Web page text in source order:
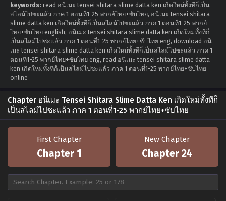
keywords: read อนิเมะ tensei shitara slime datta ken เกิดใหม่ทั้งทีก็เป็น
สไลม์ไปซะแล้ว ภาค 1 ตอนที่1-25 พากย์ไทย+ซับไทย, อนิเมะ tensei shitara
slime datta ken เกิดใหม่ทั้งทีก็เป็นสไลม์ไปซะแล้ว ภาค 1 ตอนที่1-25 พากย์
ไทย+ซับไทย english, อนิเมะ tensei shitara slime datta ken เกิดใหม่ทั้งทีก็
เป็นสไลม์ไปซะแล้ว ภาค 1 ตอนที่1-25 พากย์ไทย+ซับไทย eng, download อนิ
เมะ tensei shitara slime datta ken เกิดใหม่ทั้งทีก็เป็นสไลม์ไปซะแล้ว ภาค 1
ตอนที่1-25 พากย์ไทย+ซับไทย eng, read อนิเมะ tensei shitara slime datta
ken เกิดใหม่ทั้งทีก็เป็นสไลม์ไปซะแล้ว ภาค 1 ตอนที่1-25 พากย์ไทย+ซับไทย
online
Chapter อนิเมะ Tensei Shitara Slime Datta Ken เกิดใหม่ทั้งทีก็
เป็นสไลม์ไปซะแล้ว ภาค 1 ตอนที่1-25 พากย์ไทย+ซับไทย
First Chapter
Chapter 1
New Chapter
Chapter 24